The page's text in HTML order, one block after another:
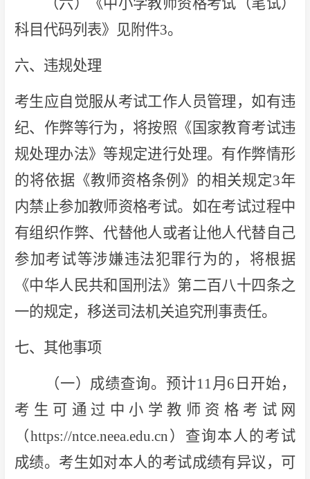
科目代码列表》见附件3。
六、违规处理
考生应自觉服从考试工作人员管理，如有违
纪、作弊等行为，将按照《国家教育考试违
规处理办法》等规定进行处理。有作弊情形
的将依据《教师资格条例》的相关规定3年
内禁止参加教师资格考试。如在考试过程中
有组织作弊、代替他人或者让他人代替自己
参加考试等涉嫌违法犯罪行为的，将根据
《中华人民共和国刑法》第二百八十四条之
一的规定，移送司法机关追究刑事责任。
七、其他事项
（一）成绩查询。预计11月6日开始，
考生可通过中小学教师资格考试网
（https://ntce.neea.edu.cn）查询本人的考试
成绩。考生如对本人的考试成绩有异议，可